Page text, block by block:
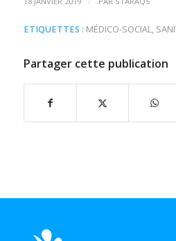
ETIQUETTES : MÉDICO-SOCIAL,
Partager cette publication